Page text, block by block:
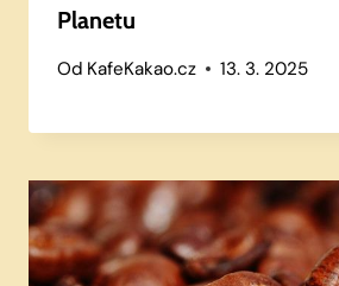
Planetu
Od KafeKakao.cz 13. 3. 2025